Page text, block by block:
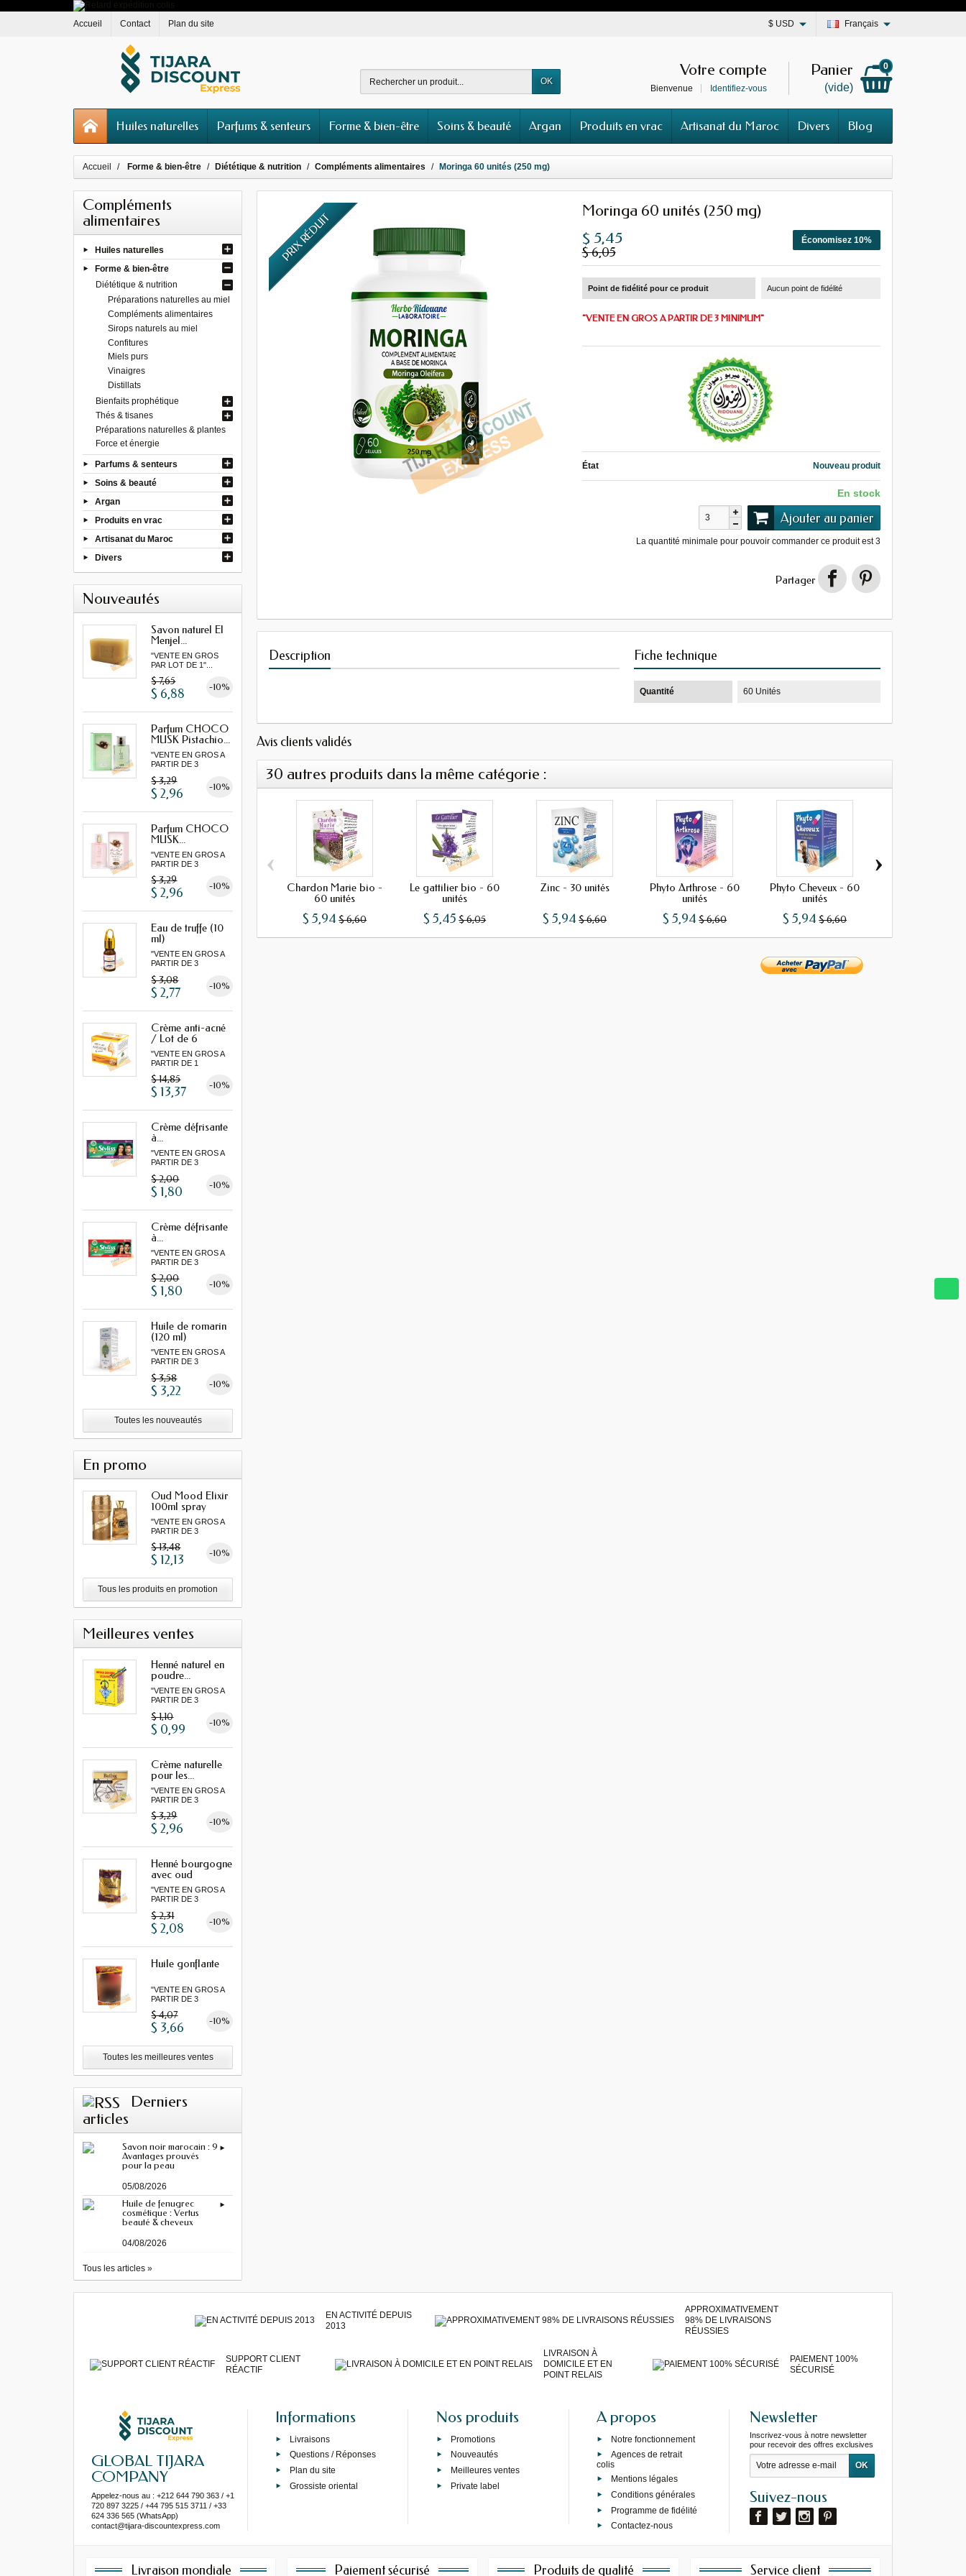
Accueil Contact Plan du site Français
$ USD
OK
Panier
(vide)
0
Votre compte
Bienvenue Identifiez-vous
Huiles naturelles Parfums & senteurs Forme & bien-être Soins & beauté Argan Produits en vrac Artisanat du Maroc Divers Blog
Accueil Forme & bien-être Diététique & nutrition Compléments alimentaires Moringa 60 unités (250 mg)
Compléments
alimentaires
Huiles naturelles
Forme & bien-être
Diététique & nutrition
Préparations naturelles au miel
Compléments alimentaires
Sirops naturels au miel
Confitures
Miels purs
Vinaigres
Distillats
Bienfaits prophétique
Thés & tisanes
Préparations naturelles & plantes
Force et énergie
Parfums & senteurs
Soins & beauté
Argan
Produits en vrac
Artisanat du Maroc
Divers
Nouveautés
Savon naturel El
Menjel...
"VENTE EN GROS
PAR LOT DE 1"...
$ 7,65 -10%
$ 6,88
Parfum CHOCO
MUSK Pistachio...
"VENTE EN GROS A
PARTIR DE 3
$ 3,29 -10%
$ 2,96
Parfum CHOCO
MUSK...
"VENTE EN GROS A
PARTIR DE 3
$ 3,29 -10%
$ 2,96
Eau de truffe (10
ml)
"VENTE EN GROS A
PARTIR DE 3
$ 3,08 -10%
$ 2,77
Crème anti-acné
/ Lot de 6
"VENTE EN GROS A
PARTIR DE 1
$ 14,85 -10%
$ 13,37
Crème défrisante
à...
"VENTE EN GROS A
PARTIR DE 3
$ 2,00 -10%
$ 1,80
Crème défrisante
à...
"VENTE EN GROS A
PARTIR DE 3
$ 2,00 -10%
$ 1,80
Huile de romarin
(120 ml)
"VENTE EN GROS A
PARTIR DE 3
$ 3,58 -10%
$ 3,22
Toutes les nouveautés
En promo
Oud Mood Elixir
100ml spray
"VENTE EN GROS A
PARTIR DE 3
$ 13,48 -10%
$ 12,13
Tous les produits en promotion
Meilleures ventes
Henné naturel en
poudre...
"VENTE EN GROS A
PARTIR DE 3
$ 1,10 -10%
$ 0,99
Crème naturelle
pour les...
"VENTE EN GROS A
PARTIR DE 3
$ 3,29 -10%
$ 2,96
Henné bourgogne
avec oud
"VENTE EN GROS A
PARTIR DE 3
$ 2,31 -10%
$ 2,08
Huile gonflante
"VENTE EN GROS A
PARTIR DE 3
$ 4,07 -10%
$ 3,66
Toutes les meilleures ventes
Derniers
articles
Savon noir marocain : 9
Avantages prouvés
pour la peau
05/08/2026
Huile de fenugrec
cosmétique : Vertus
beauté & cheveux
04/08/2026
Tous les articles »
PRIX RÉDUIT
Moringa 60 unités (250 mg)
Économisez 10%
$ 5,45
$ 6,05
Point de fidélité pour ce produit Aucun point de fidélité
"VENTE EN GROS A PARTIR DE 3 MINIMUM"
État Nouveau produit
En stock
Ajouter au panier
La quantité minimale pour pouvoir commander ce produit est3
Partager
Description Fiche technique
Quantité 60 Unités
Avis clients validés
30 autres produits dans la même catégorie :
Chardon Marie bio -
60 unités
$ 5,94 $ 6,60
Le gattilier bio - 60
unités
$ 5,45 $ 6,05
Zinc - 30 unités
$ 5,94 $ 6,60
Phyto Arthrose - 60
unités
$ 5,94 $ 6,60
Phyto Cheveux - 60
unités
$ 5,94 $ 6,60
‹ ›
EN ACTIVITÉ DEPUIS
2013
APPROXIMATIVEMENT
98% DE LIVRAISONS
RÉUSSIES
SUPPORT CLIENT
RÉACTIF
LIVRAISON À
DOMICILE ET EN
POINT RELAIS
PAIEMENT 100%
SÉCURISÉ
GLOBAL TIJARA
COMPANY
Appelez-nous au : +212 644 790 363 / +1
720 897 3225 / +44 795 515 3711 / +33
624 336 565 (WhatsApp)
contact@tijara-discountexpress.com
Informations
Livraisons
Questions / Réponses
Plan du site
Grossiste oriental
Nos produits
Promotions
Nouveautés
Meilleures ventes
Private label
A propos
Notre fonctionnement
Agences de retrait
colis
Mentions légales
Conditions générales
Programme de fidélité
Contactez-nous
Newsletter
Inscrivez-vous à notre newsletter
pour recevoir des offres exclusives
Suivez-nous
Livraison mondiale Paiement sécurisé Produits de qualité Service client